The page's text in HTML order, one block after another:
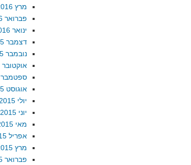
מרץ 2016
פברואר 2016
ינואר 2016
דצמבר 2015
נובמבר 2015
אוקטובר 2015
ספטמבר 2015
אוגוסט 2015
יולי 2015
יוני 2015
מאי 2015
אפריל 2015
מרץ 2015
פברואר 2015